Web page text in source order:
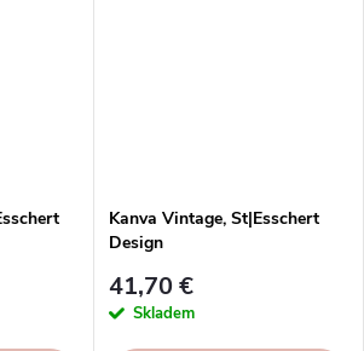
Kanva Vintage, St|Esschert
Design
41,70 €
Skladem